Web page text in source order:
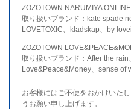
ZOZOTOWN NARUMIYA
取り扱いブランド：kate spade
LOVETOXIC、kladskap、by
ZOZOTOWN
取り扱いブランド：After the rain
Love&Peace&Money、sense of
お客様にはご不便をおかけいた
うお願い申し上げます。